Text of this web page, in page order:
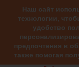
Наш сайт
технологии,
удобство
предпочтения в
также помогая